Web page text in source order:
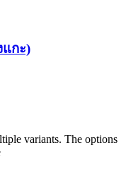
แกะ)
variants. The options